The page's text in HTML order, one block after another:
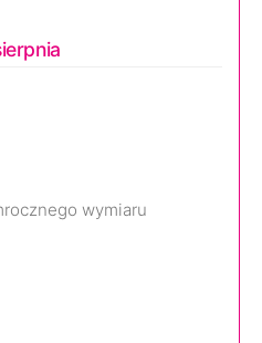
wymiaru